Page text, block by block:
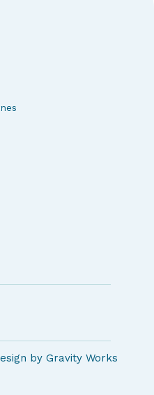
by Gravity Works